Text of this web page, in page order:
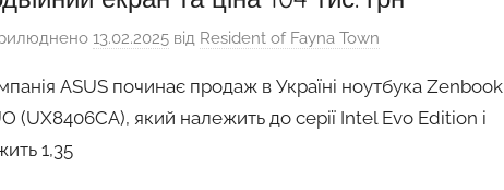
13.02.2025 від Resident of Fayna Town
ASUS починає продаж в Україні ноутбука Zenbook
(UX8406CA), який належить до серії Intel Evo Edition і
1,35